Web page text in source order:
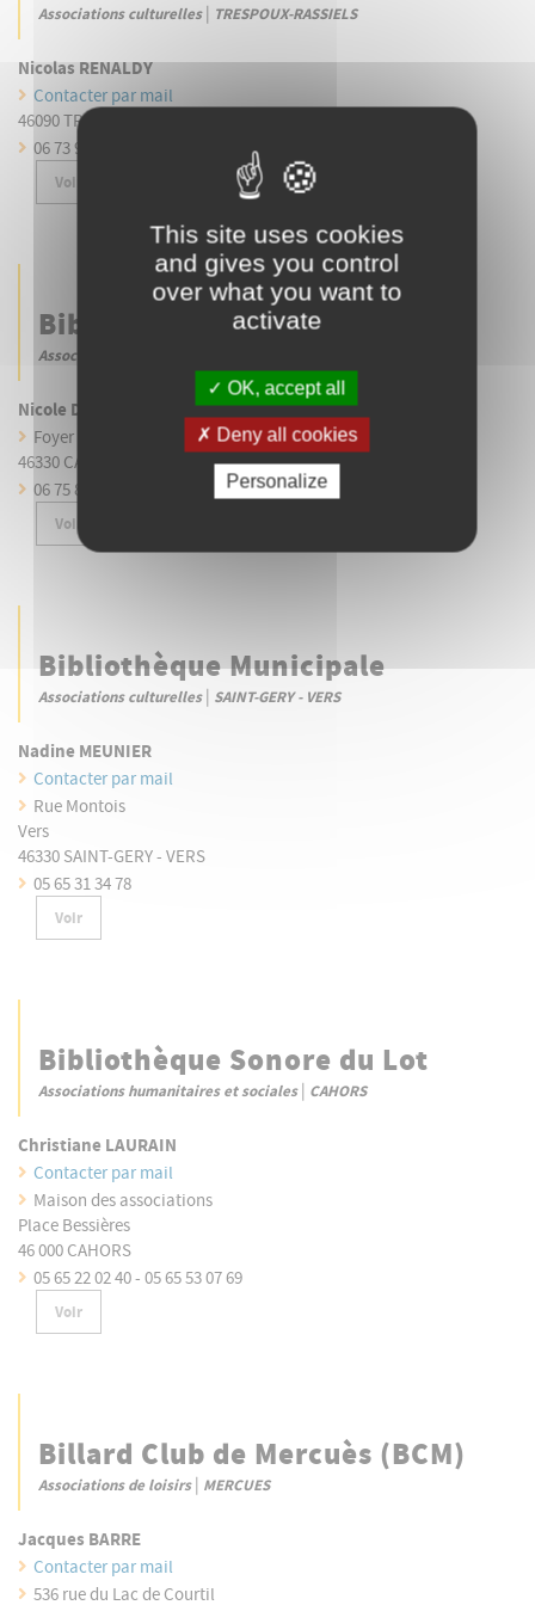
Associations culturelles| TRESPOUX-RASSIELS
Nicolas RENALDY
Contacter par mail
46090 TRESPOUX-RASSIELS
06 73 90 86 29
Voir
Bibliothèque
Associations culturelles
Nicole DELVIT
Foyer Rural - Millet
46330 CABRERETS
06 75 85 80 75
Voir
Bibliothèque Municipale
Associations culturelles| SAINT-GERY - VERS
Nadine MEUNIER
Contacter par mail
Rue Montois
Vers
46330 SAINT-GERY - VERS
05 65 31 34 78
Voir
Bibliothèque Sonore du Lot
Associations humanitaires et sociales| CAHORS
Christiane LAURAIN
Contacter par mail
Maison des associations
Place Bessières
46 000 CAHORS
05 65 22 02 40 - 05 65 53 07 69
Voir
Billard Club de Mercuès (BCM)
Associations de loisirs| MERCUES
Jacques BARRE
Contacter par mail
536 rue du Lac de Courtil
This site uses cookies
and gives you control
over what you want to
activate
OK, accept all
Deny all cookies
Personalize